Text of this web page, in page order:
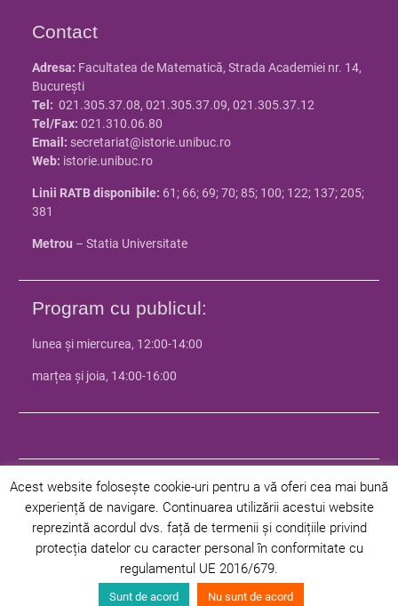
Contact
Adresa: Facultatea de Matematică, Strada Academiei nr. 14,
Bucureşti
Tel: 021.305.37.08, 021.305.37.09, 021.305.37.12
Tel/Fax: 021.310.06.80
Email: secretariat@istorie.unibuc.ro
Web: istorie.unibuc.ro
Linii RATB disponibile: 61; 66; 69; 70; 85; 100; 122; 137; 205;
381
Metrou – Statia Universitate
Program cu publicul:
lunea și miercurea, 12:00-14:00
marțea și joia, 14:00-16:00
© 2024 Facultatea de Istorie - Universitatea din Bucuresti | Toate
drepturile rezervate |
Politica de confidentialitate |Politica privind
cookie-urile
Departamente Programe Studenți
Acest website folosește cookie-uri pentru a vă oferi cea mai bună
experiență de navigare. Continuarea utilizării acestui website
reprezintă acordul dvs. față de termenii și condițiile privind
protecția datelor cu caracter personal în conformitate cu
regulamentul UE 2016/679.
Sunt de acord Nu sunt de acord